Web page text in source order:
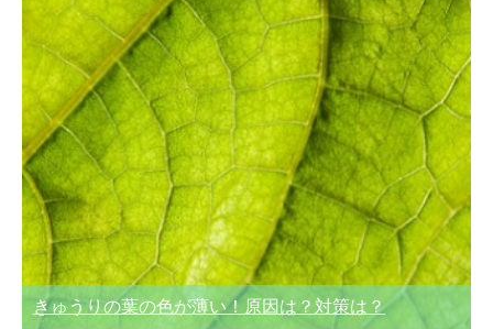
きゅうりの葉の色が薄い！原因は？対策は？